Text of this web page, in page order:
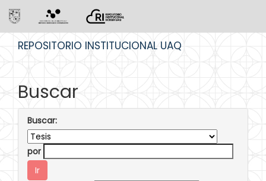
REPOSITORIO INSTITUCIONAL UAQ
Buscar
Buscar:
por